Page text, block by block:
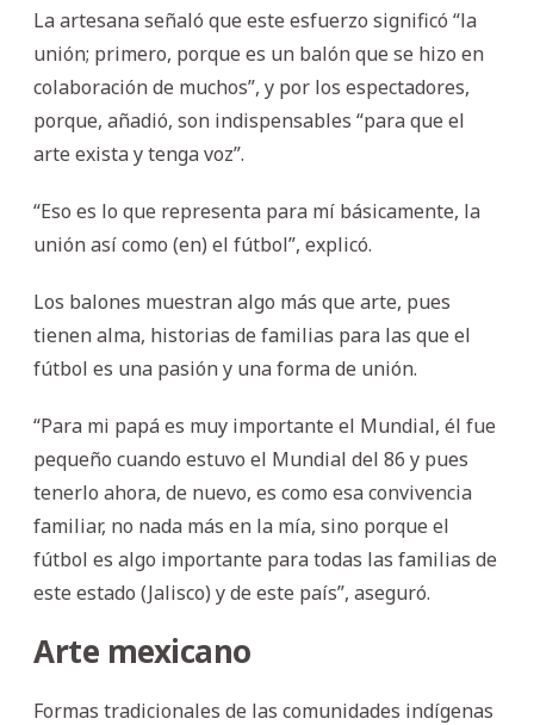
La artesana señaló que este esfuerzo significó “la
unión; primero, porque es un balón que se hizo en
colaboración de muchos”, y por los espectadores,
porque, añadió, son indispensables “para que el
arte exista y tenga voz”.
“Eso es lo que representa para mí básicamente, la
unión así como (en) el fútbol”, explicó.
Los balones muestran algo más que arte, pues
tienen alma, historias de familias para las que el
fútbol es una pasión y una forma de unión.
“Para mi papá es muy importante el Mundial, él fue
pequeño cuando estuvo el Mundial del 86 y pues
tenerlo ahora, de nuevo, es como esa convivencia
familiar, no nada más en la mía, sino porque el
fútbol es algo importante para todas las familias de
este estado (Jalisco) y de este país”, aseguró.
Arte mexicano
Formas tradicionales de las comunidades indígenas